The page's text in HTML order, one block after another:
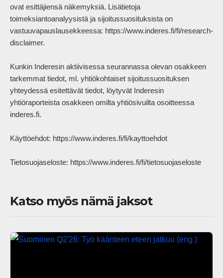
ovat esittäjiensä näkemyksiä. Lisätietoja
toimeksiantoanalyysistä ja sijoitussuosituksista on
vastuuvapauslausekkeessa: https://www.inderes.fi/fi/research-
disclaimer.
Kunkin Inderesin aktiivisessa seurannassa olevan osakkeen
tarkemmat tiedot, ml. yhtiökohtaiset sijoitussuosituksen
yhteydessä esitettävät tiedot, löytyvät Inderesin
yhtiöraporteista osakkeen omilta yhtiösivuilta osoitteessa
inderes.fi.
Käyttöehdot: https://www.inderes.fi/fi/kayttoehdot
Katso myös nämä jaksot